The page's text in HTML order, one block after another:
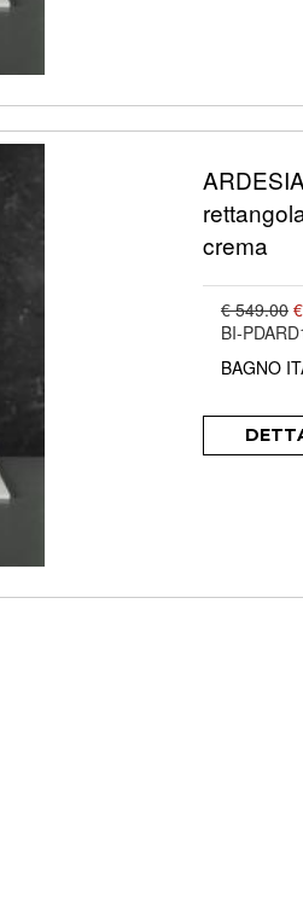
crema
€ 549.00
BI-
BAGNO